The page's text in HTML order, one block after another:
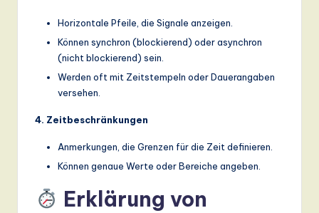
Horizontale Pfeile, die Signale anzeigen.
Können synchron (blockierend) oder asynchron
(nicht blockierend) sein.
Werden oft mit Zeitstempeln oder Dauerangaben
versehen.
4. Zeitbeschränkungen
Anmerkungen, die Grenzen für die Zeit definieren.
Können genaue Werte oder Bereiche angeben.
Erklärung von